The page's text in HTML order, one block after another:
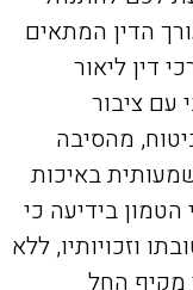
הדין המתאים
דין ליאור
עם ציבור
מהסיבה
באיכות
בידיעה כי
וזכויותיו, ללא
מקיף החל